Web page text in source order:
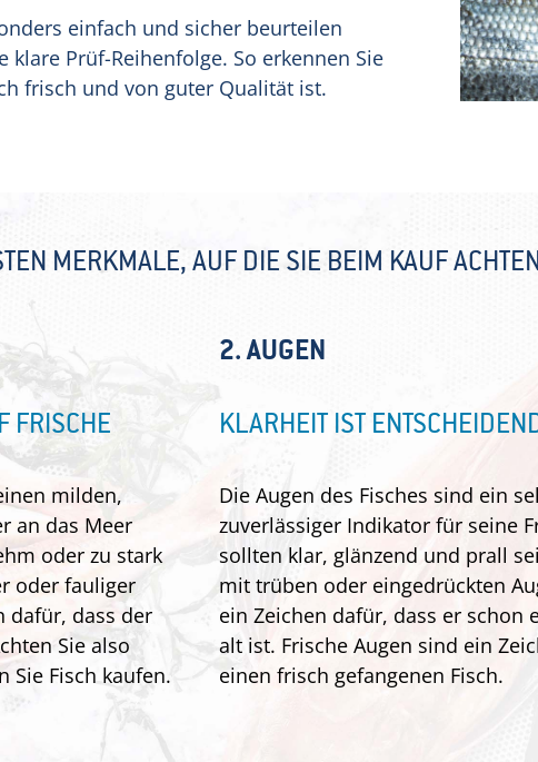
einfach und sicher beurteilen
Prüf-Reihenfolge. So erkennen Sie
frisch und von guter Qualität ist.
MERKMALE, AUF DIE SIE BEIM KAUF
FRISCHE
milden,
an das Meer
oder zu stark
oder fauliger
dafür, dass der
Sie also
Sie Fisch kaufen.
2. AUGEN
KLARHEIT IST
Die Augen des Fisches sind ein
zuverlässiger Indikator für seine
sollten klar, glänzend und prall
mit trüben oder eingedrückten
ein Zeichen dafür, dass er schon
alt ist. Frische Augen sind ein
einen frisch gefangenen Fisch.